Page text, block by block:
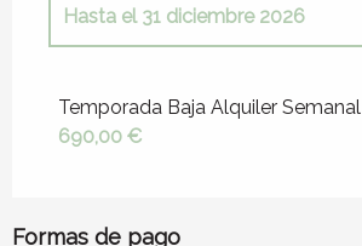
Hasta el31 diciembre 2026
Hasta el29 agosto 2026
Temporada Baja Alquiler Semanal
690,00 €
Formas de pago